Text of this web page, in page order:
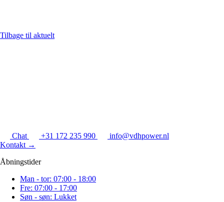
Tilbage til aktuelt
Chat +31 172 235 990
info@vdhpower.nl
Kontakt →
Åbningstider
Man - tor: 07:00 - 18:00
Fre: 07:00 - 17:00
Søn - søn: Lukket